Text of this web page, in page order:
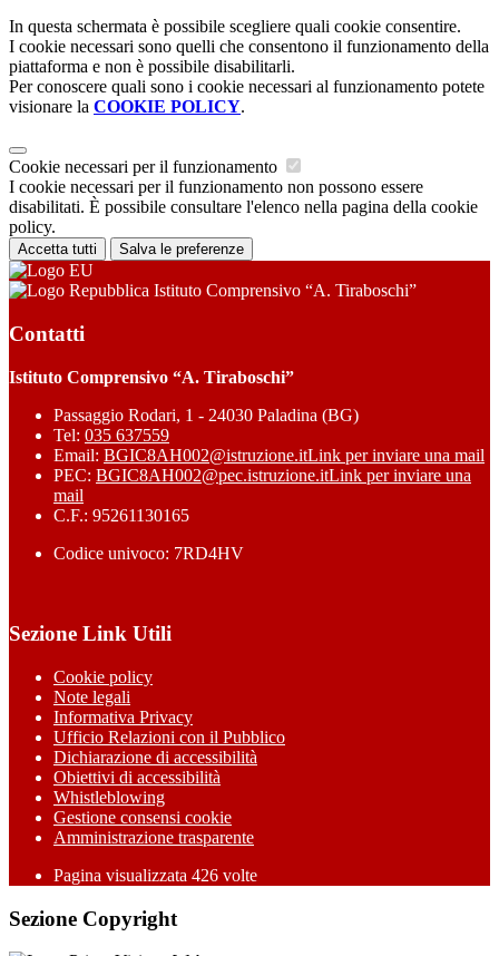
In questa schermata è possibile scegliere quali cookie consentire.
I cookie necessari sono quelli che consentono il funzionamento della
piattaforma e non è possibile disabilitarli.
Per conoscere quali sono i cookie necessari al funzionamento potete
visionare la COOKIE POLICY.
Cookie necessari per il funzionamento
I cookie necessari per il funzionamento non possono essere
disabilitati. È possibile consultare l'elenco nella pagina della cookie
policy.
Accetta tutti Salva le preferenze
Istituto Comprensivo “A. Tiraboschi”
Contatti
Istituto Comprensivo “A. Tiraboschi”
Passaggio Rodari, 1 - 24030 Paladina (BG)
Tel: 035 637559
Email: BGIC8AH002@istruzione.itLink per inviare una mail
PEC: BGIC8AH002@pec.istruzione.itLink per inviare una
mail
C.F.: 95261130165
Codice univoco: 7RD4HV
Sezione Link Utili
Cookie policy
Note legali
Informativa Privacy
Ufficio Relazioni con il Pubblico
Dichiarazione di accessibilità
Obiettivi di accessibilità
Whistleblowing
Gestione consensi cookie
Amministrazione trasparente
Pagina visualizzata 426 volte
Sezione Copyright